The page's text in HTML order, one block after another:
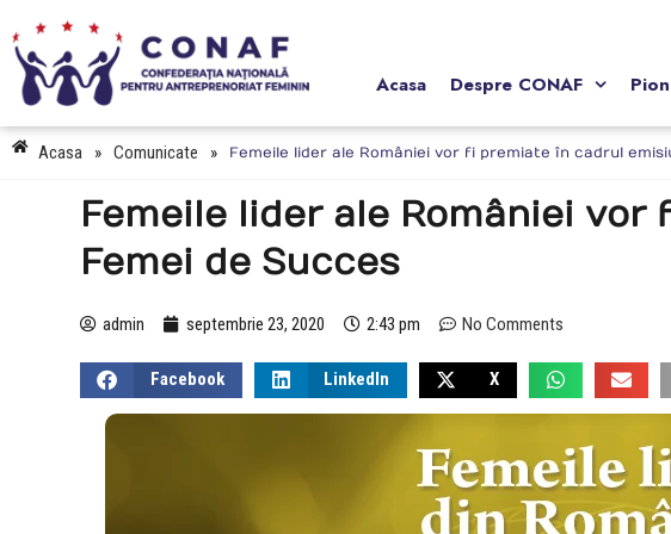
Acasa Despre CONAF
Acasa » Comunicate » Femeile lider ale României vor fi premiate în cadrul
Femeile lider ale României
Femei de Succes
admin septembrie 23, 2020 2:43 pm No Comments
Facebook LinkedIn X